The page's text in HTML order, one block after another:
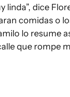
linda”, dice
comidas o
lo resume
que rompe